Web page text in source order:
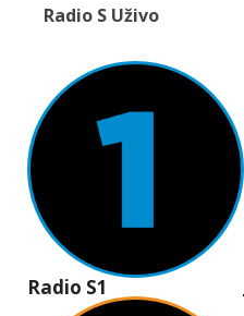
Radio S Uživo
Radio S1